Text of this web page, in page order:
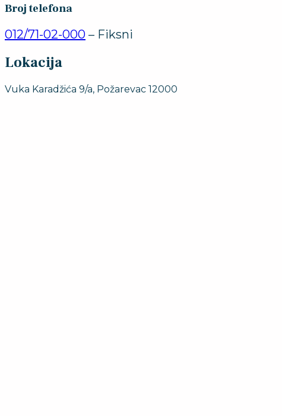
Broj telefona
012/71-02-000 – Fiksni
Lokacija
Vuka Karadžića 9/a, Požarevac 12000